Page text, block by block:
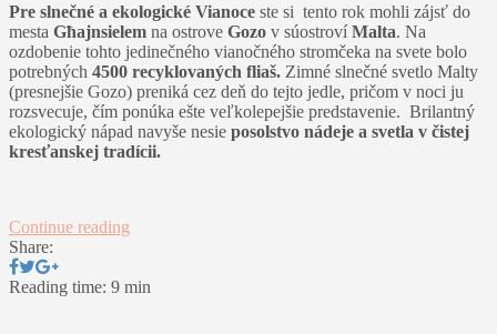
Pre slnečné a ekologické Vianoce ste si tento rok mohli zájsť do
mesta Għajnsielem na ostrove Gozo v súostroví Malta. Na
ozdobenie tohto jedinečného vianočného stromčeka na svete bolo
potrebných 4500 recyklovaných fliaš. Zimné slnečné svetlo Malty
(presnejšie Gozo) preniká cez deň do tejto jedle, pričom v noci ju
rozsvecuje, čím ponúka ešte veľkolepejšie predstavenie. Brilantný
ekologický nápad navyše nesie posolstvo nádeje a svetla v čistej
kresťanskej tradícii.
Continue reading
Share:
Reading time: 9 min